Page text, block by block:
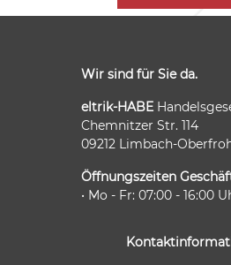
Wir sind für Sie da.
eltrik-HABE
Chemnitzer Str. 114
09212 Limbach-
Öffnungszeiten
• Mo - Fr: 07:00 - 16:00